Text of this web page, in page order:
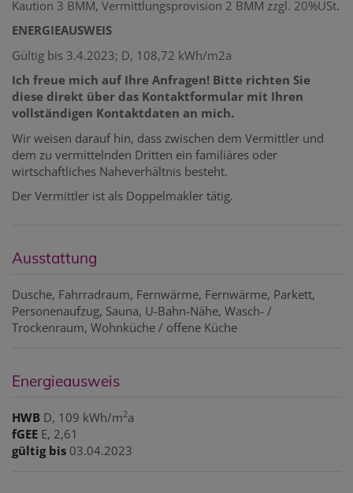
Kaution 3 BMM, Vermittlungsprovision 2 BMM zzgl. 20%USt.
ENERGIEAUSWEIS
Gültig bis 3.4.2023; D, 108,72 kWh/m2a
Ich freue mich auf Ihre Anfragen! Bitte richten Sie
diese direkt über das Kontaktformular mit Ihren
vollständigen Kontaktdaten an mich.
Wir weisen darauf hin, dass zwischen dem Vermittler und
dem zu vermittelnden Dritten ein familiäres oder
wirtschaftliches Naheverhältnis besteht.
Der Vermittler ist als Doppelmakler tätig.
Ausstattung
Dusche Fahrradraum Fernwärme Fernwärme Parkett
Personenaufzug Sauna U-Bahn-Nähe Wasch- /
Trockenraum Wohnküche / offene Küche
Energieausweis
HWB D, 109 kWh/m2a
fGEE E, 2,61
gültig bis 03.04.2023